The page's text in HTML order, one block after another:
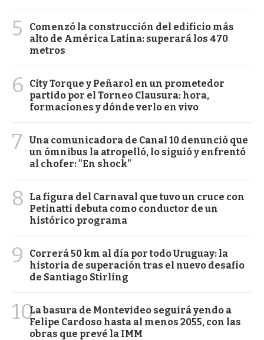
5
Comenzó la construcción del edificio más
alto de América Latina: superará los 470
metros
6
City Torque y Peñarol en un prometedor
partido por el Torneo Clausura: hora,
formaciones y dónde verlo en vivo
7
Una comunicadora de Canal 10 denunció que
un ómnibus la atropelló, lo siguió y enfrentó
al chofer: "En shock"
8
La figura del Carnaval que tuvo un cruce con
Petinatti debuta como conductor de un
histórico programa
9
Correrá 50 km al día por todo Uruguay: la
historia de superación tras el nuevo desafío
de Santiago Stirling
10La basura de Montevideo seguirá yendo a
Felipe Cardoso hasta al menos 2055, con las
obras que prevé la IMM